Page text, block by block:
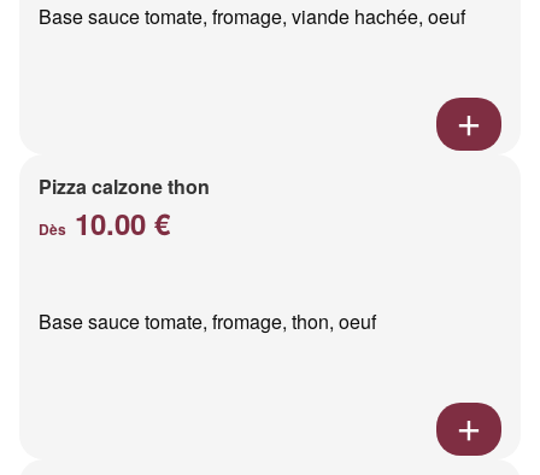
Base sauce tomate, fromage, viande hachée, oeuf
Pizza calzone thon
Dès 10.00 €
Base sauce tomate, fromage, thon, oeuf